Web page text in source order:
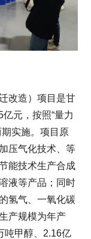
改造）项目是甘
元，按照“量力
实施。项目原
压气化技术、等
能技术生产合成
液等产品；同时
氢气、一氧化碳
产规模为年产
吨甲醇、2.16亿